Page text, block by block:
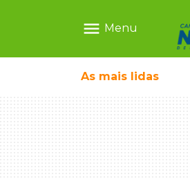
menu Menu
As mais lidas
ser membro de facção